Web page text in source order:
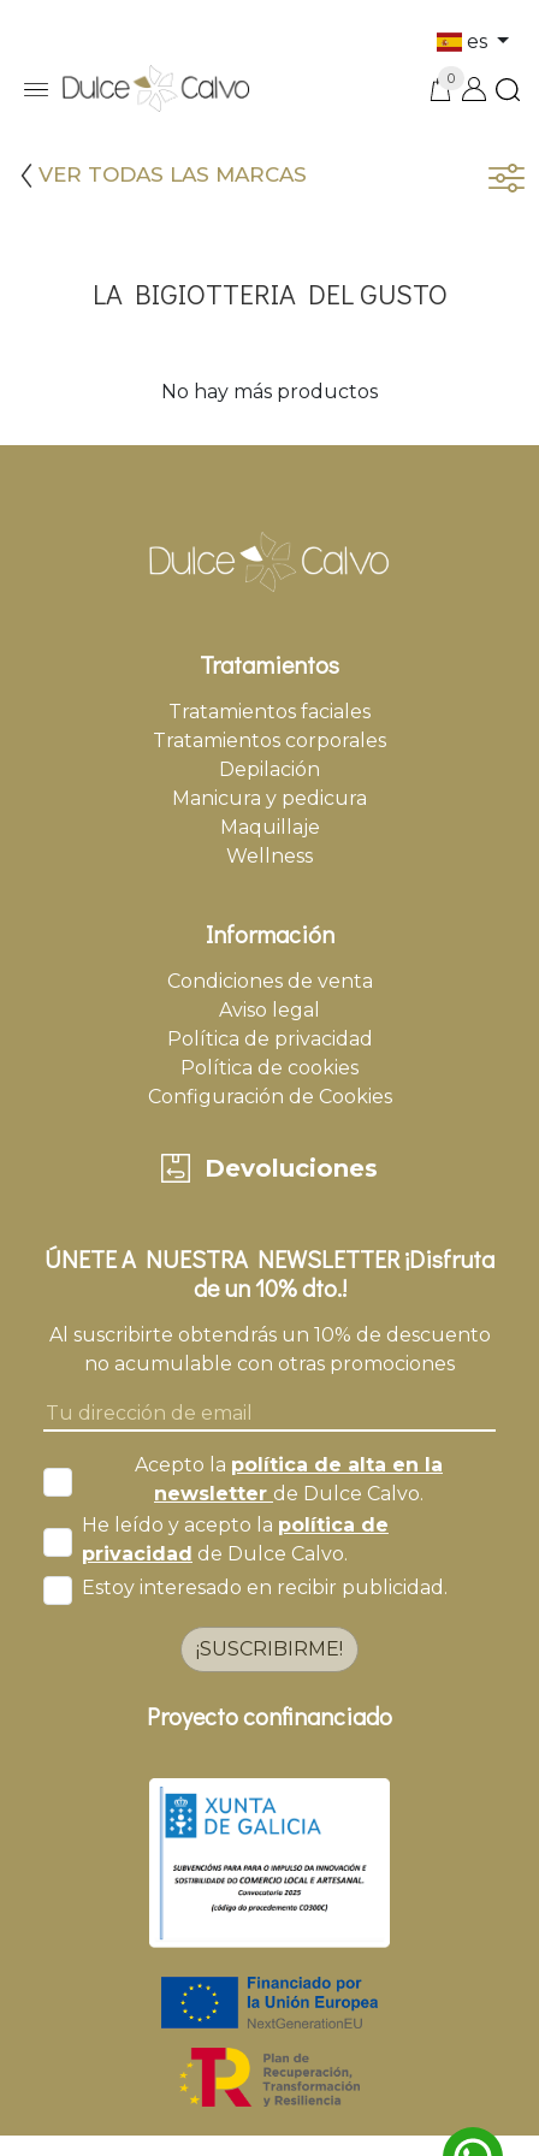
es
0
VER TODAS LAS MARCAS
LA BIGIOTTERIA DEL GUSTO
No hay más productos
Tratamientos
Tratamientos faciales
Tratamientos corporales
Depilación
Manicura y pedicura
Maquillaje
Wellness
Información
Condiciones de venta
Aviso legal
Política de privacidad
Política de cookies
Configuración de Cookies
Devoluciones
ÚNETE A NUESTRA NEWSLETTER ¡Disfruta
de un 10% dto.!
Al suscribirte obtendrás un 10% de descuento
no acumulable con otras promociones
Acepto la política de alta en la
newsletter de Dulce Calvo.
He leído y acepto la política de
privacidad de Dulce Calvo.
Estoy interesado en recibir publicidad.
¡SUSCRIBIRME!
Proyecto confinanciado